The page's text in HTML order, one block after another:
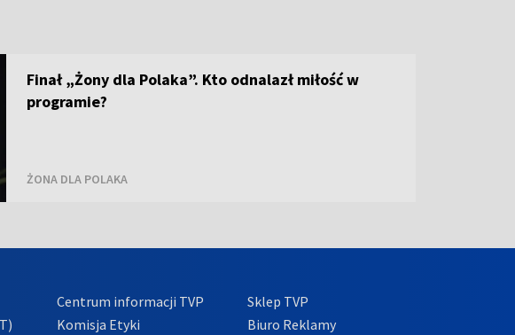
Finał „Żony dla Polaka”. Kto odnalazł miłość w
programie?
ŻONA DLA POLAKA
Centrum informacji TVP
Komisja Etyki
Sklep TVP
Biuro Reklamy